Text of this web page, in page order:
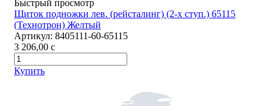
Быстрый просмотр
Щиток подножки лев. (рейсталинг) (2-х ступ.) 65115
(Технотрон) Желтый
Артикул: 8405111-60-65115
3 206,00 c
Купить